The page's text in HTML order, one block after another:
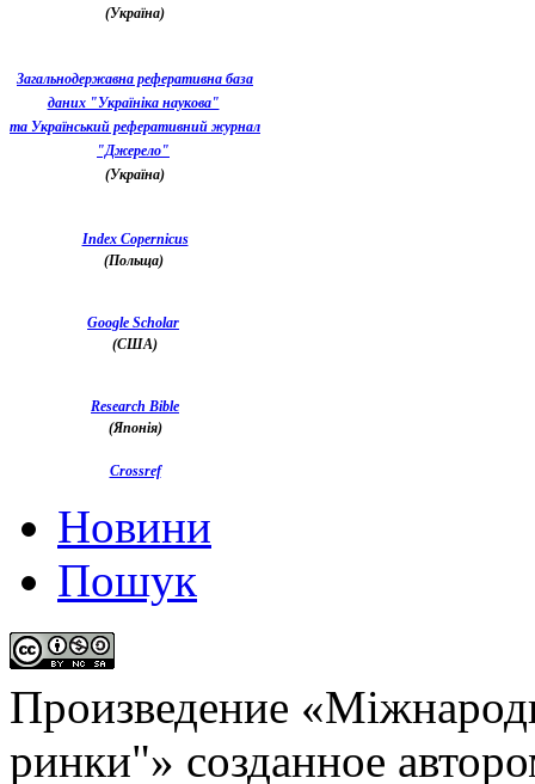
(Україна)
Загальнодержавна реферативна база
даних "Україніка наукова"
та Український реферативний журнал
"Джерело"
(Україна)
Index Copernicus
(Польща)
Google Scholar
(США)
Research Bible
(Японія)
Crossref
Новини
Пошук
Произведение «
ринки"» созданное